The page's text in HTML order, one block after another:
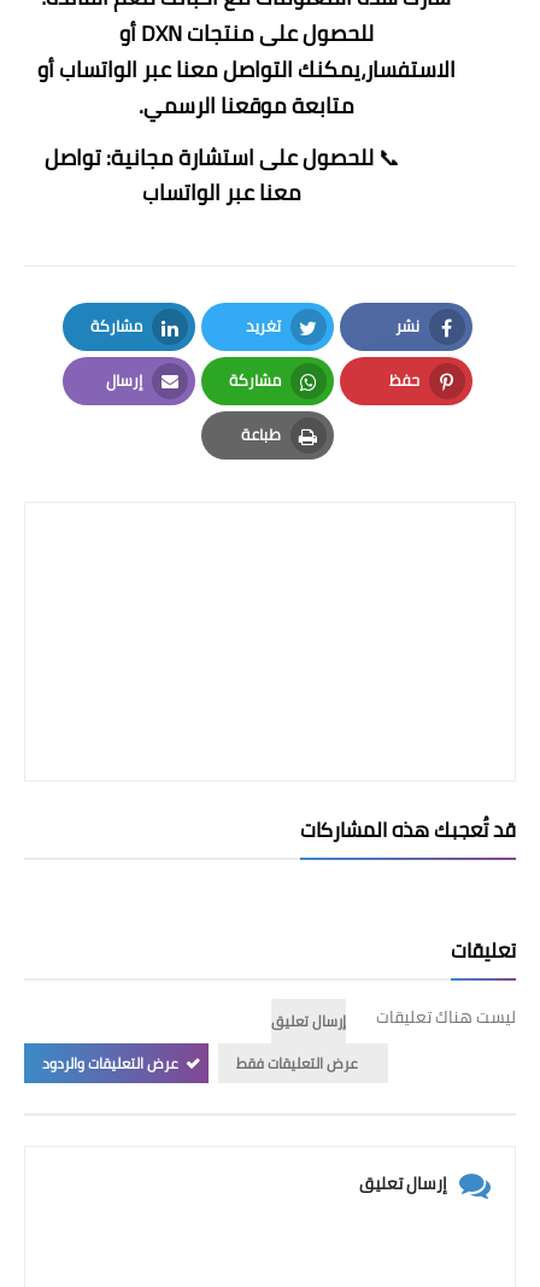
للحصول على منتجات DXN أو
الاستفسار،يمكنكالتواصل معنا عبر الواتسابأو
متابعةموقعنا الرسمي.
📞للحصول على استشارة مجانية:تواصل
معنا عبر الواتساب
نشر
Facebook
تغريد
Twitter
مشاركة
LinkedIn
حفظ
Pinterest
مشاركة
Whatsapp
إرسال
Email
طباعة
Print
قد تُعجبك هذه المشاركات
تعليقات
ليست هناك تعليقات
إرسال تعليق
عرض التعليقات فقط
عرض التعليقات والردود
إرسال تعليق